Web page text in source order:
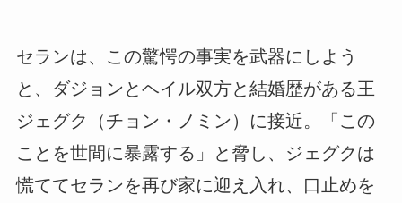
セランは、この驚愕の事実を武器にしよう
と、ダジョンとヘイル双方と結婚歴がある王
ジェグク（チョン・ノミン）に接近。「この
ことを世間に暴露する」と脅し、ジェグクは
慌ててセランを再び家に迎え入れ、口止めを